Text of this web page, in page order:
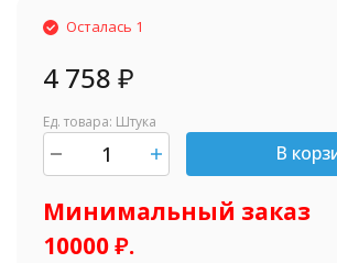
Осталась 1
4 758 ₽
Ед. товара: Штука
В
Минимальный заказ
10000 ₽.